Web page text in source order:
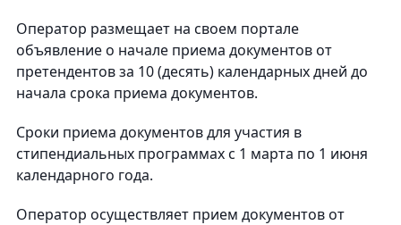
Оператор размещает на своем портале
объявление о начале приема документов от
претендентов за 10 (десять) календарных дней до
начала срока приема документов.
Сроки приема документов для участия в
стипендиальных программах с 1 марта по 1 июня
календарного года.
Оператор осуществляет прием документов от